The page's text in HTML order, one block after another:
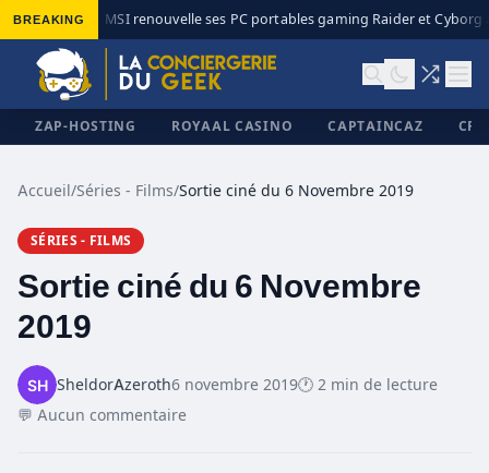
BREAKING◆ MSI renouvelle ses PC portables gaming Raider et Cyborg
ZAP-HOSTING ROYAAL CASINO CAPTAINCAZ
Accueil/Séries - Films/Sortie ciné du 6 Novembre 2019
SÉRIES - FILMS
Sortie ciné du 6 Novembre
2019
SheldorAzeroth6 novembre 2019🕐 2 min de lecture
💬 Aucun commentaire